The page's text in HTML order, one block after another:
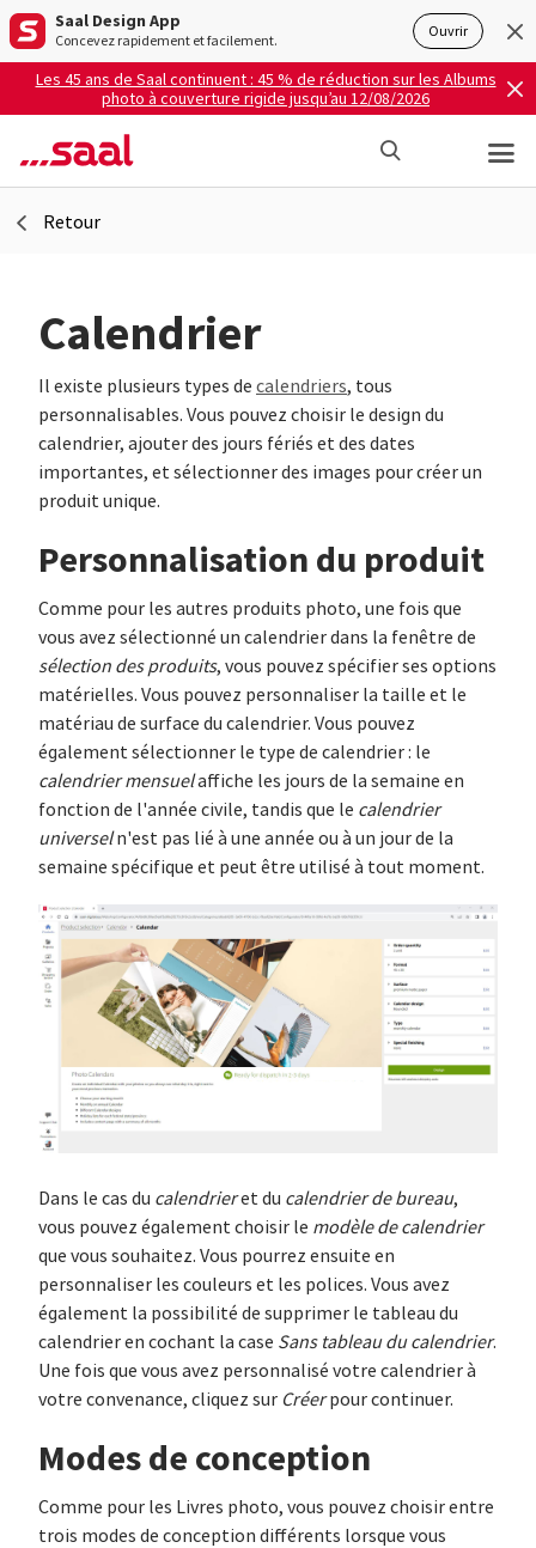
Saal Design App
Concevez rapidement et facilement. Ouvrir
Les 45 ans de Saal continuent : 45 % de réduction sur les Albums
photo à couverture rigide jusqu’au 12/08/2026
Retour
Calendrier
Il existe plusieurs types de calendriers, tous
personnalisables. Vous pouvez choisir le design du
calendrier, ajouter des jours fériés et des dates
importantes, et sélectionner des images pour créer un
produit unique.
Personnalisation du produit
Comme pour les autres produits photo, une fois que
vous avez sélectionné un calendrier dans la fenêtre de
sélection des produits, vous pouvez spécifier ses options
matérielles. Vous pouvez personnaliser la taille et le
matériau de surface du calendrier. Vous pouvez
également sélectionner le type de calendrier : le
calendrier mensuelaffiche les jours de la semaine en
fonction de l'année civile, tandis que le calendrier
universeln'est pas lié à une année ou à un jour de la
semaine spécifique et peut être utilisé à tout moment.
Dans le cas du calendrieret du calendrier de bureau,
vous pouvez également choisir le modèle de calendrier
que vous souhaitez. Vous pourrez ensuite en
personnaliser les couleurs et les polices. Vous avez
également la possibilité de supprimer le tableau du
calendrier en cochant la case Sans tableau du calendrier.
Une fois que vous avez personnalisé votre calendrier à
votre convenance, cliquez sur Créerpour continuer.
Modes de conception
Comme pour les Livres photo, vous pouvez choisir entre
trois modes de conception différents lorsque vous